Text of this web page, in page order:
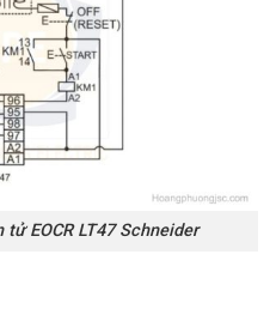
EOCR LT47 Schneider